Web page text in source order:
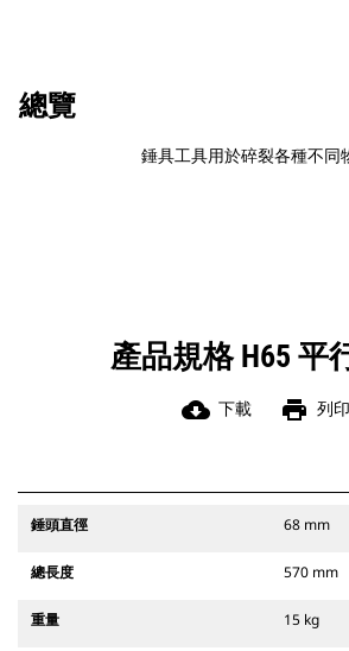
總覽
錘具工具用於碎裂各種不同
產品規格 H65 平
cloud_download 下載 print 列印
錘頭直徑 68 mm
總長度 570 mm
重量 15 kg